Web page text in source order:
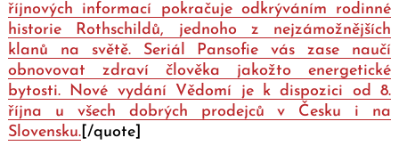
říjnových informací pokračuje odkrýváním rodinné
historie Rothschildů, jednoho z nejzámožnějších
klanů na světě. Seriál Pansofie vás zase naučí
obnovovat zdraví člověka jakožto energetické
bytosti. Nové vydání Vědomí je k dispozici od 8.
října u všech dobrých prodejců v Česku i na
Slovensku. [/quote]